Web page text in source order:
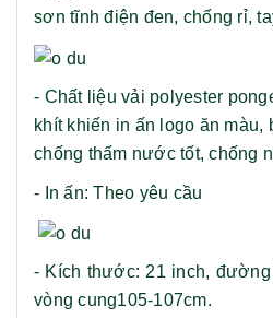
sơn tĩnh điện đen, chống rỉ,
- Chất liệu vải polyester
khít khiến in ấn logo ăn màu,
chống thấm nước tốt, chống
- In ấn: Theo yêu cầu
- Kích thước: 21 inch,
vòng cung105-107cm.